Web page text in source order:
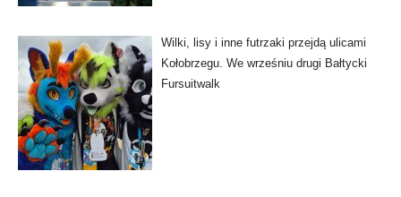
Wilki, lisy i inne futrzaki przejdą ulicami
Kołobrzegu. We wrześniu drugi Bałtycki
Fursuitwalk